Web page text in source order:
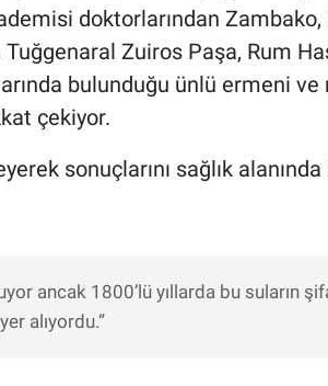
doktorlarından
Tuğgenaral Zuiros Paşa, Rum
bulunduğu ünlü ermeni ve
çekiyor.
sonuçlarını sağlık
ancak 1800’lü yıllarda bu suların
alıyordu.”